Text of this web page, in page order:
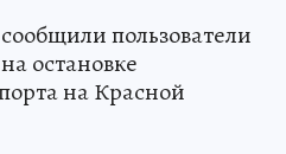
пользователи
остановке
на Красной